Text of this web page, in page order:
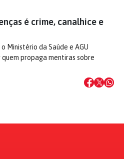
é crime, canalhice e
Ministério da Saúde e AGU
propaga mentiras sobre